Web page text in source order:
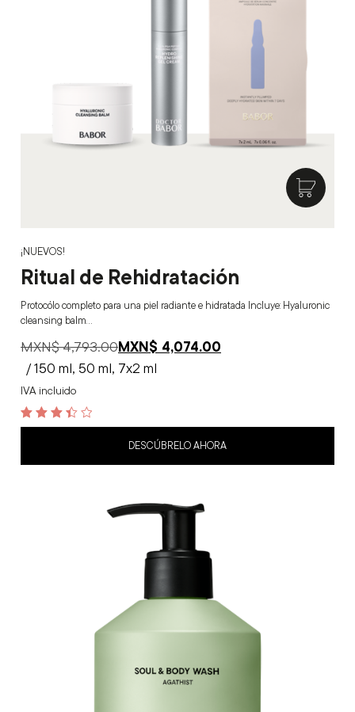
¡NUEVOS!
Ritual de Rehidratación
Protocólo completo para una piel radiante e hidratada Incluye: Hyaluronic
cleansing balm…
MXN$4,793.00MXN$ 4,074.00
IVA incluido
/ 150 ml, 50 ml, 7x2 ml
3.5
DESCÚBRELO AHORA